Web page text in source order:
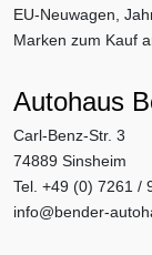
EU-Neuwagen,
Marken zum Kauf
Autohaus
Carl-Benz-Str. 3
74889 Sinsheim
Tel. +49 (0) 7261 /
info@bender-